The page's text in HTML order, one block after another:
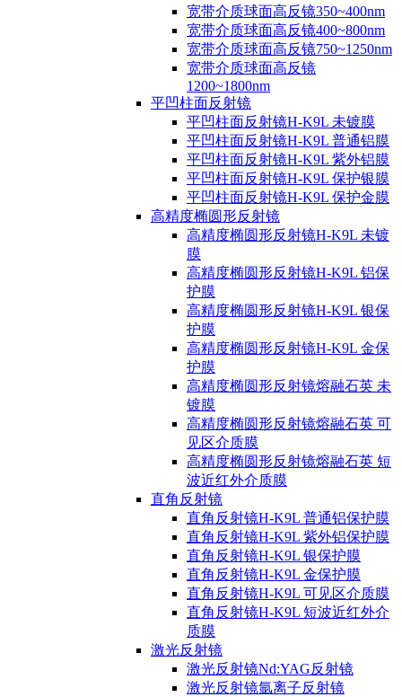
宽带介质球面高反镜350~400nm
宽带介质球面高反镜400~800nm
宽带介质球面高反镜750~1250nm
宽带介质球面高反镜
1200~1800nm
平凹柱面反射镜
平凹柱面反射镜H-K9L 未镀膜
平凹柱面反射镜H-K9L 普通铝膜
平凹柱面反射镜H-K9L 紫外铝膜
平凹柱面反射镜H-K9L 保护银膜
平凹柱面反射镜H-K9L 保护金膜
高精度椭圆形反射镜
高精度椭圆形反射镜H-K9L 未镀
膜
高精度椭圆形反射镜H-K9L 铝保
护膜
高精度椭圆形反射镜H-K9L 银保
护膜
高精度椭圆形反射镜H-K9L 金保
护膜
高精度椭圆形反射镜熔融石英 未
镀膜
高精度椭圆形反射镜熔融石英 可
见区介质膜
高精度椭圆形反射镜熔融石英 短
波近红外介质膜
直角反射镜
直角反射镜H-K9L 普通铝保护膜
直角反射镜H-K9L 紫外铝保护膜
直角反射镜H-K9L 银保护膜
直角反射镜H-K9L 金保护膜
直角反射镜H-K9L 可见区介质膜
直角反射镜H-K9L 短波近红外介
质膜
激光反射镜
激光反射镜Nd:YAG反射镜
激光反射镜氩离子反射镜